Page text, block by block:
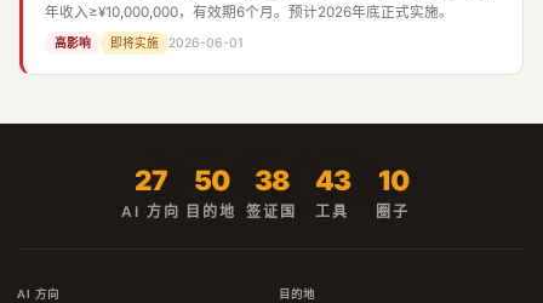
年收入≥¥10,000,000，有效期6个月。预计2026年底正式实施。
高影响 即将实施 2026-06-01
27
AI 方向
50
目的地
38
签证国
43
工具
10
圈子
AI 方向 目的地